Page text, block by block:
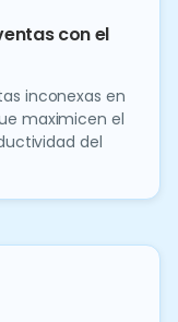
con el
inconexas en
maximicen el
del